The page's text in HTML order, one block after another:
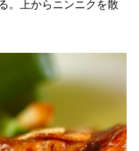
。上からニンニクを散